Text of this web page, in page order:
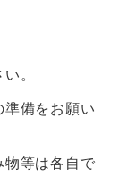
。
備をお願い
物等は各自で